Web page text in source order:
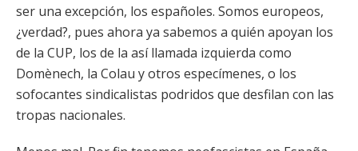
ser una excepción, los españoles. Somos europeos,
¿verdad?, pues ahora ya sabemos a quién apoyan los
de la CUP, los de la así llamada izquierda como
Domènech, la Colau y otros especímenes, o los
sofocantes sindicalistas podridos que desfilan con las
tropas nacionales.